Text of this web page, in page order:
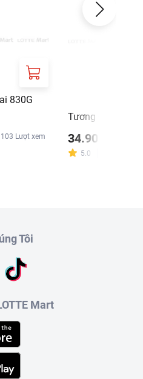
830G
103 Lượt xem
Tương Ớt Chinsu
34.900 ₫
5.0
Tôi
Mart